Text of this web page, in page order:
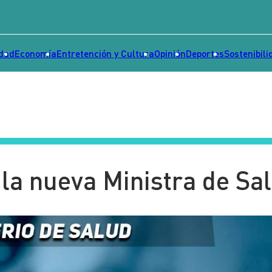
EconomíaEntretención y CulturaOpiniónDeportes
nueva Ministra de